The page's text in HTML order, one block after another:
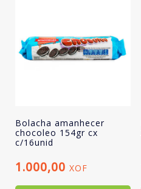
Bolacha amanhecer
chocoleo 154gr cx
c/16unid
1.000,00 XOF